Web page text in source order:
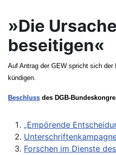
»Die
beseitigen«
Auf Antrag der GEW spricht sich
kündigen.
Beschluss des DGB-
„Empörende
Forschen im Dienste